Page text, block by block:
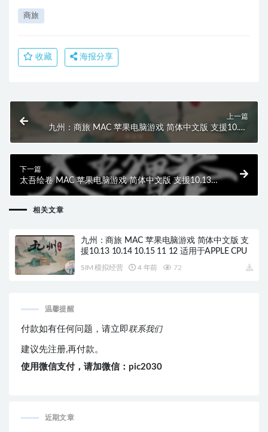
商旅
收藏 海报分享
上一篇
九州：商旅 MAC 苹果电脑游戏 简体中文版 支援10.13
10.14 10.15 11 12 适用于APPLE CPU
下一篇
太吾绘卷 MAC 苹果电脑游戏 简体中文版 支援10.13
10.14 10.15 11 12 适用于APPLE CPU
相关文章
九州：商旅 MAC 苹果电脑游戏 简体中文版 支
援10.13 10.14 10.15 11 12 适用于APPLE CPU
SIM 模拟经营 4 年前 72
温馨提醒
付款如有任何问题，请立即联系我们
建议先注册,再付款。
使用微信支付，请加微信：pic2030
近期文章